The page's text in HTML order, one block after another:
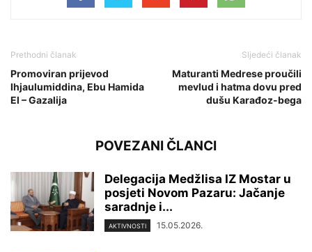
Prethodni članak
Promoviran prijevod
Ihjaulumiddina, Ebu Hamida
El – Gazalija
Sljedeći članak
Maturanti Medrese proučili
mevlud i hatma dovu pred
dušu Karađoz-bega
POVEZANI ČLANCI
Delegacija Medžlisa IZ Mostar u
posjeti Novom Pazaru: Jačanje
saradnje i...
AKTIVNOSTI 15.05.2026.